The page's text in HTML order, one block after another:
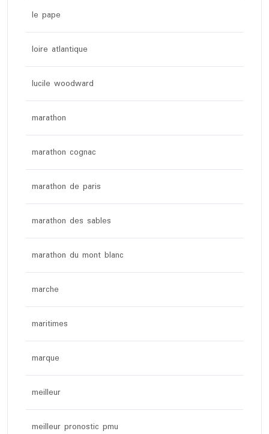
le pape
loire atlantique
lucile woodward
marathon
marathon cognac
marathon de paris
marathon des sables
marathon du mont blanc
marche
maritimes
marque
meilleur
meilleur pronostic pmu